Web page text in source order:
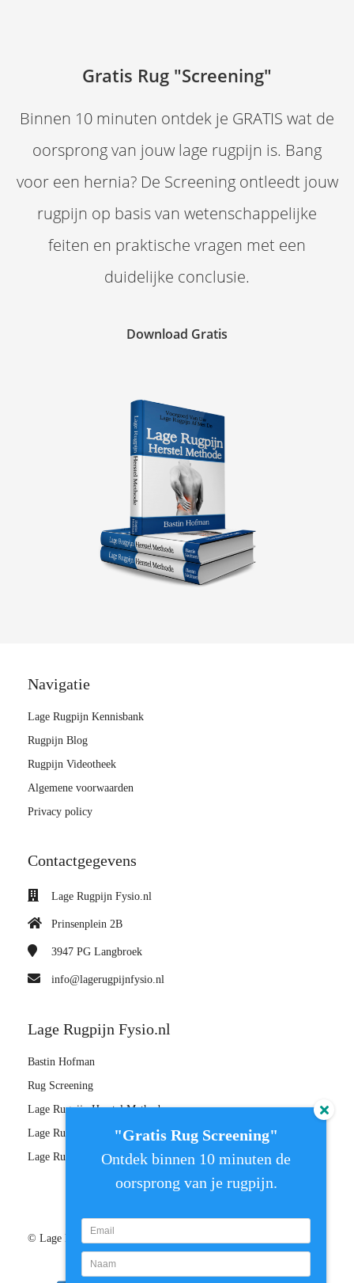
Gratis Rug "Screening"
Binnen 10 minuten ontdek je GRATIS wat de
oorsprong van jouw lage rugpijn is. Bang
voor een hernia? De Screening ontleedt jouw
rugpijn op basis van wetenschappelijke
feiten en praktische vragen met een
duidelijke conclusie.
Download Gratis
Navigatie
Lage Rugpijn Kennisbank
Rugpijn Blog
Rugpijn Videotheek
Algemene voorwaarden
Privacy policy
Contactgegevens
Lage Rugpijn Fysio.nl
Prinsenplein 2B
3947 PG Langbroek
info@lagerugpijnfysio.nl
Lage Rugpijn Fysio.nl
Bastin Hofman
Rug Screening
Lage Rugpijn Herstel Methode
Lage Rugpijn Herstel Plan
Lage Rugpijn Master
© Lage Rugpijn Fysio.nl
"Gratis Rug Screening"
Ontdek binnen 10 minuten de
oorsprong van je rugpijn.